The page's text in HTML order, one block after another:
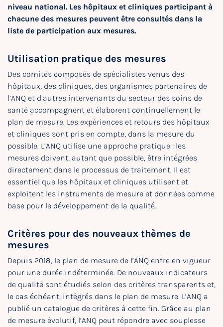
niveau national. Les hôpitaux et cliniques participant à
chacune des mesures peuvent être consultés dans la
liste de participation aux mesures.
Utilisation pratique des mesures
Des comités composés de spécialistes venus des
hôpitaux, des cliniques, des organismes partenaires de
l’ANQ et d’autres intervenants du secteur des soins de
santé accompagnent et élaborent continuellement le
plan de mesure. Les expériences et retours des hôpitaux
et cliniques sont pris en compte, dans la mesure du
possible. L’ANQ utilise une approche pratique : les
mesures doivent, autant que possible, être intégrées
directement dans le processus de traitement. Il est
essentiel que les hôpitaux et cliniques utilisent et
exploitent les instruments de mesure et données comme
base pour le développement de la qualité.
Critères pour des nouveaux thèmes de
mesures
Depuis 2018, le plan de mesure de l’ANQ entre en vigueur
pour une durée indéterminée. De nouveaux indicateurs
de qualité sont étudiés selon des critères transparents et,
le cas échéant, intégrés dans le plan de mesure. L’ANQ a
publié un catalogue de critères à cette fin. Grâce au plan
de mesure évolutif, l’ANQ peut répondre avec souplesse